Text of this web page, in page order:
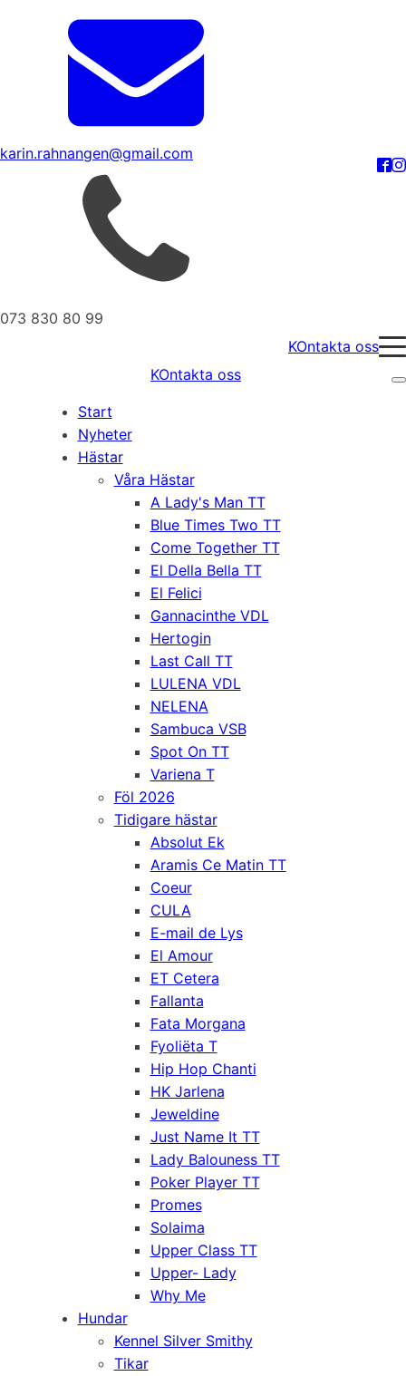
karin.rahnangen@gmail.com
073 830 80 99
KOntakta oss
KOntakta oss
Start
Nyheter
Hästar
Våra Hästar
A Lady's Man TT
Blue Times Two TT
Come Together TT
El Della Bella TT
El Felici
Gannacinthe VDL
Hertogin
Last Call TT
LULENA VDL
NELENA
Sambuca VSB
Spot On TT
Variena T
Föl 2026
Tidigare hästar
Absolut Ek
Aramis Ce Matin TT
Coeur
CULA
E-mail de Lys
El Amour
ET Cetera
Fallanta
Fata Morgana
Fyoliëta T
Hip Hop Chanti
HK Jarlena
Jeweldine
Just Name It TT
Lady Balouness TT
Poker Player TT
Promes
Solaima
Upper Class TT
Upper- Lady
Why Me
Hundar
Kennel Silver Smithy
Tikar